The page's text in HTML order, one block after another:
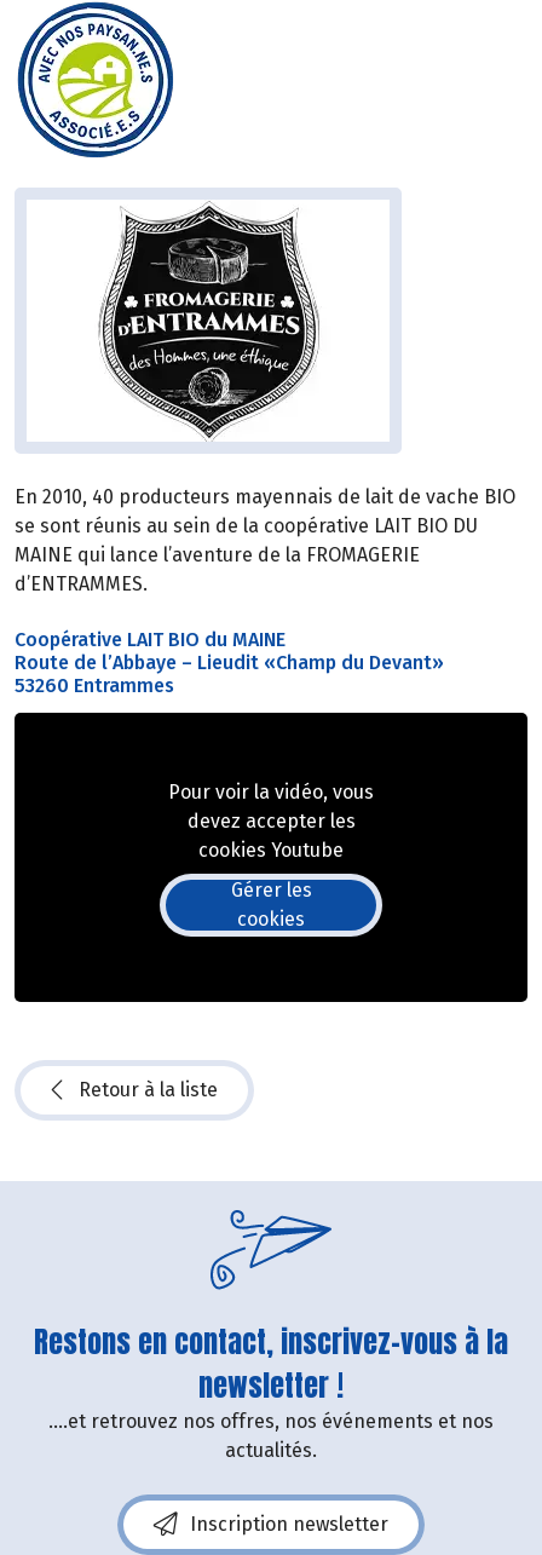
En 2010, 40 producteurs mayennais de lait de vache BIO
se sont réunis au sein de la coopérative LAIT BIO DU
MAINE qui lance l’aventure de la FROMAGERIE
d’ENTRAMMES.
Coopérative LAIT BIO du MAINE
Route de l’Abbaye – Lieudit «Champ du Devant»
53260 Entrammes
Pour voir la vidéo, vous
devez accepter les
cookies Youtube
Gérer les
cookies
Retour à la liste
Restons en contact, inscrivez-vous à la
newsletter !
....et retrouvez nos offres, nos événements et nos
actualités.
Inscription newsletter